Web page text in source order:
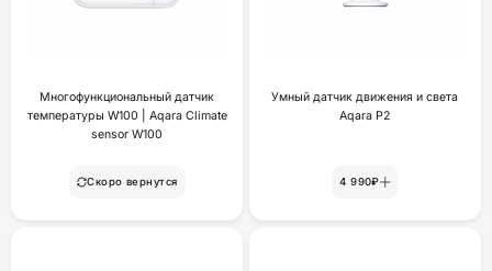
Многофункциональный датчик
температуры W100 | Aqara Climate
sensor W100
Скоро вернутся
Умный датчик движения и света
Aqara P2
4 990₽